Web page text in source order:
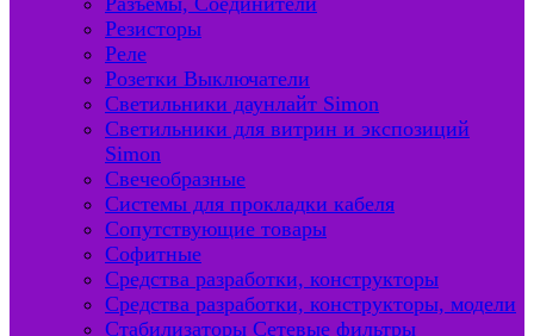
Резисторы
Реле
Розетки Выключатели
Светильники даунлайт Simon
Светильники для витрин и экспозиций
Simon
Свечеобразные
Системы для прокладки кабеля
Сопутствующие товары
Софитные
Средства разработки, конструкторы
Средства разработки, конструкторы, модели
Стабилизаторы Сетевые фильтры